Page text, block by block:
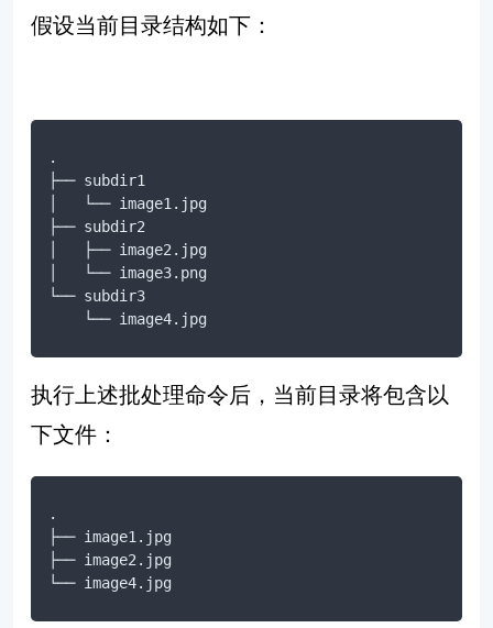
假设当前目录结构如下：
.
├── subdir1
│   └── image1.jpg
├── subdir2
│   ├── image2.jpg
│   └── image3.png
└── subdir3
    └── image4.jpg
执行上述批处理命令后，当前目录将包含以
下文件：
.
├── image1.jpg
├── image2.jpg
└── image4.jpg